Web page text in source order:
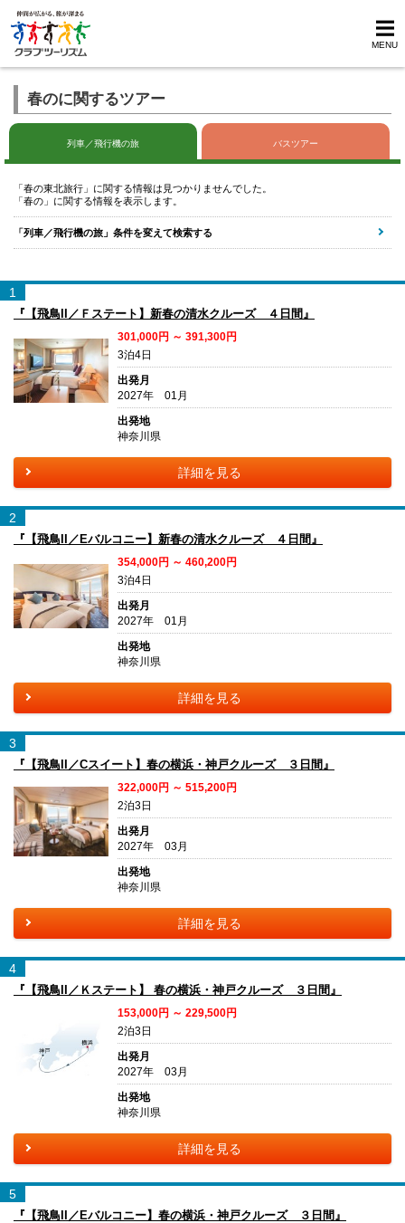
MENU
春のに関するツアー
列車／飛行機の旅 バスツアー
「春の東北旅行」に関する情報は見つかりませんでした。
「春の」に関する情報を表示します。
「列車／飛行機の旅」条件を変えて検索する
1
『【飛鳥II／Ｆステート】新春の清水クルーズ ４日間』
301,000円 ～ 391,300円
3泊4日
出発月
2027年 01月
出発地
神奈川県
詳細を見る
2
『【飛鳥II／Eバルコニー】新春の清水クルーズ ４日間』
354,000円 ～ 460,200円
3泊4日
出発月
2027年 01月
出発地
神奈川県
詳細を見る
3
『【飛鳥II／Cスイート】春の横浜・神戸クルーズ ３日間』
322,000円 ～ 515,200円
2泊3日
出発月
2027年 03月
出発地
神奈川県
詳細を見る
4
『【飛鳥II／Ｋステート】 春の横浜・神戸クルーズ ３日間』
153,000円 ～ 229,500円
2泊3日
出発月
2027年 03月
出発地
神奈川県
詳細を見る
5
『【飛鳥II／Eバルコニー】春の横浜・神戸クルーズ ３日間』